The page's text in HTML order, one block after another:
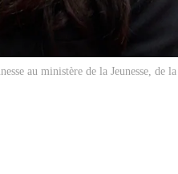
au ministère de la Jeunesse, de